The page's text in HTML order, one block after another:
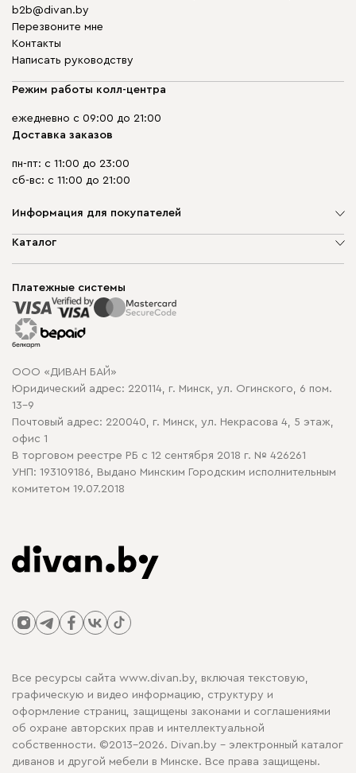
b2b@divan.by
Перезвоните мне
Контакты
Написать руководству
Режим работы колл-центра
ежедневно с 09:00 до 21:00
Доставка заказов
пн-пт: с 11:00 до 23:00
сб-вс: с 11:00 до 21:00
Информация для покупателей
О компании
Способы оплаты
Рассрочка и кредит
Гарантия
Карта сайта
Политика конфиденциальности
Политика в отношении обработки cookie
Каталог
Корпусная мебель
Распродажа мебели
Платежные системы
ООО «ДИВАН БАЙ»
Юридический адрес: 220114, г. Минск, ул. Огинского, 6 пом.
13-9
Почтовый адрес: 220040, г. Минск, ул. Некрасова 4, 5 этаж,
офис 1
В торговом реестре РБ с 12 сентября 2018 г. № 426261
УНП: 193109186, Выдано Минским Городским исполнительным
комитетом 19.07.2018
Все ресурсы сайта www.divan.by, включая текстовую,
графическую и видео информацию, структуру и
оформление страниц, защищены законами и соглашениями
об охране авторских прав и интеллектуальной
собственности. ©2013-2026. Divan.by - электронный каталог
диванов и другой мебели в Минске. Все права защищены.